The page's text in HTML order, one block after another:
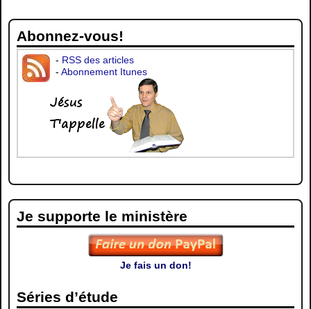
Abonnez-vous!
- RSS des articles
-Abonnement Itunes
Je supporte le ministère
Je fais un don!
Séries d’étude